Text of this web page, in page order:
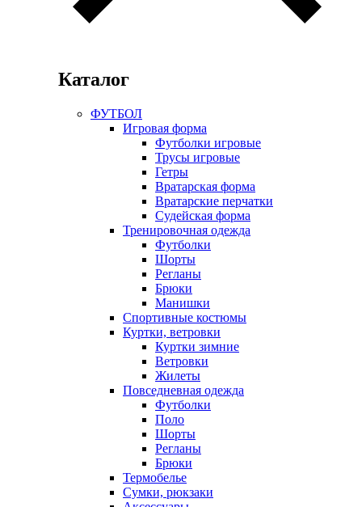
Каталог
ФУТБОЛ
Игровая форма
Футболки игровые
Трусы игровые
Гетры
Вратарская форма
Вратарские перчатки
Судейская форма
Тренировочная одежда
Футболки
Шорты
Регланы
Брюки
Манишки
Спортивные костюмы
Куртки, ветровки
Куртки зимние
Ветровки
Жилеты
Повседневная одежда
Футболки
Поло
Шорты
Регланы
Брюки
Термобелье
Сумки, рюкзаки